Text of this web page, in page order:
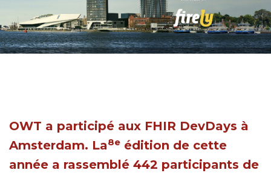
OWT a participé aux FHIR DevDays à
Amsterdam. La8e édition de cette
année a rassemblé 442 participants de